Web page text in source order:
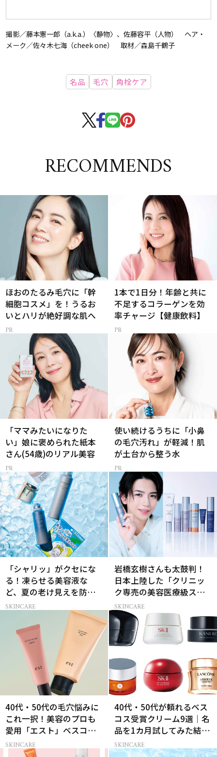
撮影／藤本憲一郎（a.k.a.）〈静物〉、佐藤容平（人物） ヘア・
メーク／佐々木七海（cheek one） 取材／森島千鶴子
名品 毛穴 角栓ケア
RECOMMENDS
ほおのたるみ毛穴に「幹
細胞コスメ」を！うるお
いとハリが絶好調な肌へ
1本で1日分！年齢と共に
不足するコラーゲンを効
率チャージ【健康飲料】
「ママみたいになりた
い」娘に褒められた紙本
さん(54歳)のリアル美容
使い続けるうちに「小鼻
の毛穴汚れ」が軽減！肌
が土台から整う水
「シャリッ」がクセにな
る！凍らせる美容液な
ど、夏の老け見えを防ぐ
冷感コスメ
SKINCARE
岩橋玄樹さんも太鼓判！
日本上陸した「クリニッ
ク専売の美容医療級スキ
ンケア」
SKINCARE
40代・50代の毛穴悩みに
これ一択！美容のプロも
愛用「エスト」ベスコス
受賞コスメ
SKINCARE
40代・50代が頼れるベス
コス受賞クリーム9選｜名
品を1カ月試してみた結果
は？
SKINCARE